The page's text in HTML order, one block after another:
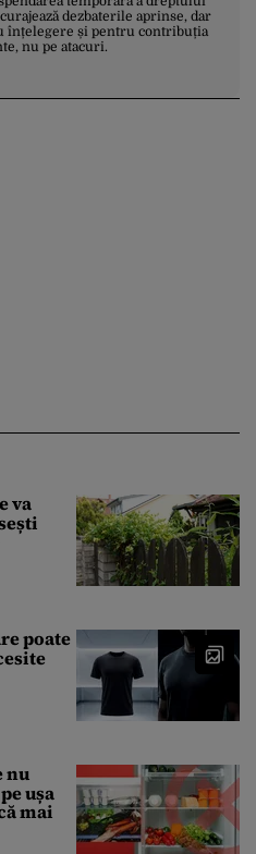
dezbaterile aprinse, dar
înțelegere și pentru contribuția
nu pe atacuri.
va
poate
nu
ușa
mai